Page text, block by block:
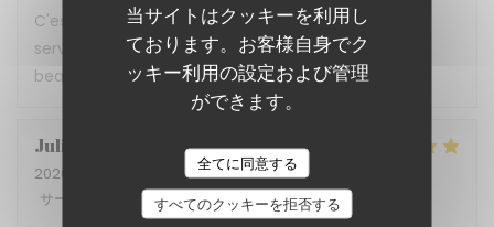
当サイトはクッキーを利用し
ております。お客様自身でク
ッキー利用の設定および管理
ができます。
全てに同意する
すべてのクッキーを拒否する
C'est une expérience gustative a chaque fois, un
service impeccable. Ne changer rien et merci
beaucoup pour cette accueil. A bientôt
Julia
2026-07-02
- 12:15 - ゲスト 4
サービス
雰囲気:5/5 メニュー:5/5 品質-価格